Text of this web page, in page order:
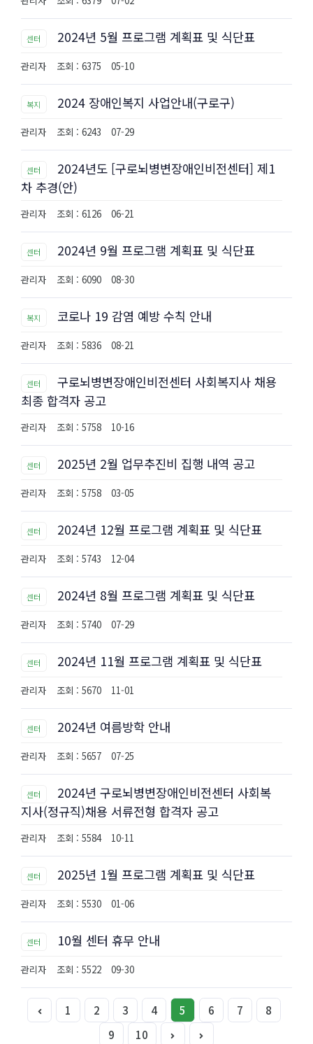
센터 2024년 5월 프로그램 계획표 및 식단표
관리자 조회 : 6375 05-10
복지 2024 장애인복지 사업안내(구로구)
관리자 조회 : 6243 07-29
센터
2024년도 [구로뇌병변장애인비전센터] 제1
차 추경(안)
관리자 조회 : 6126 06-21
센터 2024년 9월 프로그램 계획표 및 식단표
관리자 조회 : 6090 08-30
복지 코로나 19 감염 예방 수칙 안내
관리자 조회 : 5836 08-21
센터
구로뇌병변장애인비전센터 사회복지사 채용
최종 합격자 공고
관리자 조회 : 5758 10-16
센터 2025년 2월 업무추진비 집행 내역 공고
관리자 조회 : 5758 03-05
센터 2024년 12월 프로그램 계획표 및 식단표
관리자 조회 : 5743 12-04
센터 2024년 8월 프로그램 계획표 및 식단표
관리자 조회 : 5740 07-29
센터 2024년 11월 프로그램 계획표 및 식단표
관리자 조회 : 5670 11-01
센터 2024년 여름방학 안내
관리자 조회 : 5657 07-25
센터
2024년 구로뇌병변장애인비전센터 사회복
지사(정규직)채용 서류전형 합격자 공고
관리자 조회 : 5584 10-11
센터 2025년 1월 프로그램 계획표 및 식단표
관리자 조회 : 5530 01-06
센터 10월 센터 휴무 안내
관리자 조회 : 5522 09-30
1 2 3 4 5 6 7
8
9
10